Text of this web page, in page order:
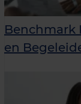
Benchmark
en